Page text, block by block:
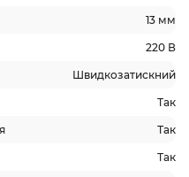
13 мм
220 В
Швидкозатискний
Так
Так
Так